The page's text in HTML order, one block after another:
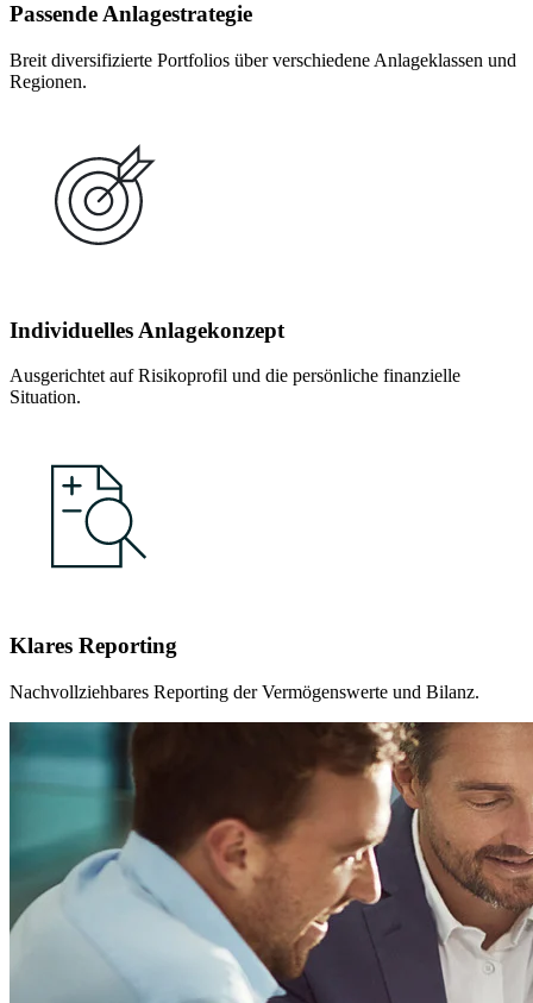
Passende Anlagestrategie
Breit diversifizierte Portfolios über verschiedene Anlageklassen und
Regionen.
Individuelles Anlagekonzept
Ausgerichtet auf Risikoprofil und die persönliche finanzielle
Situation.
Klares Reporting
Nachvollziehbares Reporting der Vermögenswerte und Bilanz.